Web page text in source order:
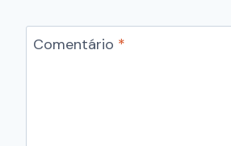
Comentário *